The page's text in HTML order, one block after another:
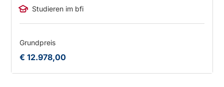
Studieren im bfi
Grundpreis
€ 12.978,00